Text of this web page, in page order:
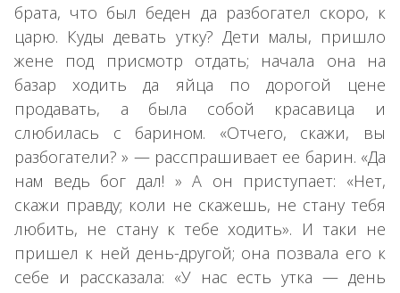
брата, что был беден да разбогател скоро, к
царю. Куды девать утку? Дети малы, пришло
жене под присмотр отдать; начала она на
базар ходить да яйца по дорогой цене
продавать, а была собой красавица и
слюбилась с барином. «Отчего, скажи, вы
разбогатели? » — расспрашивает ее барин. «Да
нам ведь бог дал! » А он приступает: «Нет,
скажи правду; коли не скажешь, не стану тебя
любить, не стану к тебе ходить». И таки не
пришел к ней день-другой; она позвала его к
себе и рассказала: «У нас есть утка — день